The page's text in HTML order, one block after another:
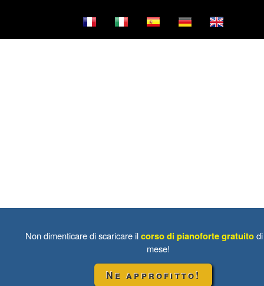
Non dimenticare di scaricare ilcorso di pianoforte gratuito
mese!
Ne approfitto!